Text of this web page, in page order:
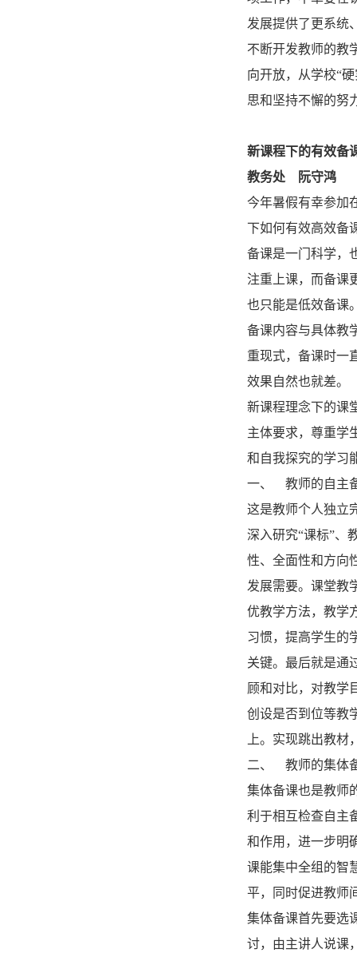
发展提供了更系统
不断开发教师的教
向开放，从学校“
思和坚持不懈的努
新课程下的有效备
教务处 阮守鸿
今年暑假有幸参加
下如何有效高效备
备课是一门科学，
注重上课，而备课
也只能是低效备课
备课内容与具体教
重现式，备课时一
效果自然也就差。
新课程理念下的课
主体要求，尊重学
和自我探究的学习
一、 教师的自主
这是教师个人独立
深入研究“课标”、
性、全面性和方向
发展需要。课堂教
优教学方法，教学
习惯，提高学生的
关键。最后就是通
顾和对比，对教学
创设是否到位等教
上。实现跳出教
二、 教师的集体
集体备课也是教师
利于相互检查自主
和作用，进一步明
课能集中全组的智
平，同时促进教师
集体备课首先要选
讨，由主讲人说课